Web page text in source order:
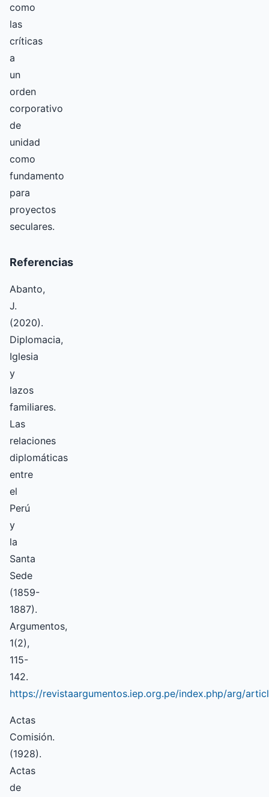
como
las
críticas
a
un
orden
corporativo
de
unidad
como
fundamento
para
proyectos
seculares.
Referencias
Abanto,
J.
(2020).
Diplomacia,
Iglesia
y
lazos
familiares.
Las
relaciones
diplomáticas
entre
el
Perú
y
la
Santa
Sede
(1859-
1887).
Argumentos,
1(2),
115-
142.
https://revistaargumentos.iep.org.pe/index.php/arg/
Actas
Comisión.
(1928).
Actas
de